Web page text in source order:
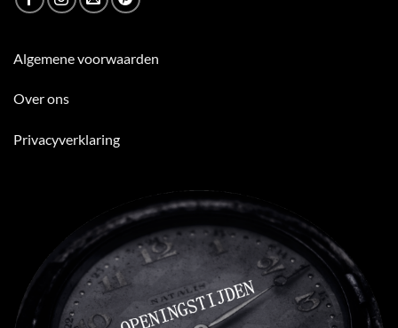
Algemene voorwaarden
Over ons
Privacyverklaring